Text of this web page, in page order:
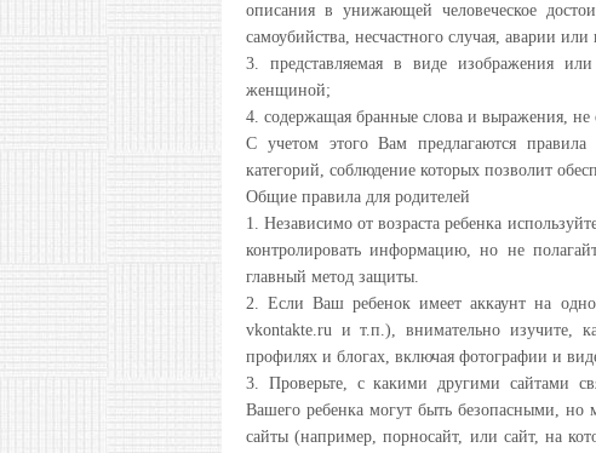
описания в унижающей человеческое
самоубийства, несчастного случая, аварии
3. представляемая в виде изображения
женщиной;
4. содержащая бранные слова и выражения,
С учетом этого Вам предлагаются
категорий, соблюдение которых позволит
Общие правила для родителей
1. Независимо от возраста ребенка
контролировать информацию, но не
главный метод защиты.
2. Если Ваш ребенок имеет аккаунт на
vkontakte.ru и т.п.), внимательно изучите,
профилях и блогах, включая фотографии и
3. Проверьте, с какими другими сайтами
Вашего ребенка могут быть безопасными, но
сайты (например, порносайт, или сайт, на